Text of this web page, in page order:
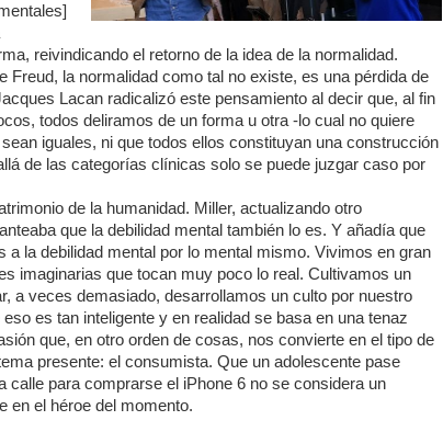
reivindicando el retorno de la idea de la normalidad.
Freud, la normalidad como tal no existe, es una pérdida de
Lacan radicalizó este pensamiento al decir que, al fin
todos deliramos de un forma u otra -lo cual no quiere
iguales, ni que todos ellos constituyan una construcción
de las categorías clínicas solo se puede juzgar caso por
de la humanidad. Miller, actualizando otro
que la debilidad mental también lo es. Y añadía que
a la debilidad mental por lo mental mismo. Vivimos en gran
imaginarias que tocan muy poco lo real. Cultivamos un
a veces demasiado, desarrollamos un culto por nuestro
es tan inteligente y en realidad se basa en una tenaz
que, en otro orden de cosas, nos convierte en el tipo de
presente: el consumista. Que un adolescente pase
calle para comprarse el iPhone 6 no se considera un
en el héroe del momento.